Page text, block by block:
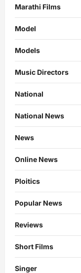
Marathi Films
Model
Models
Music Directors
National
National News
News
Online News
Ploitics
Popular News
Reviews
Short Films
Singer